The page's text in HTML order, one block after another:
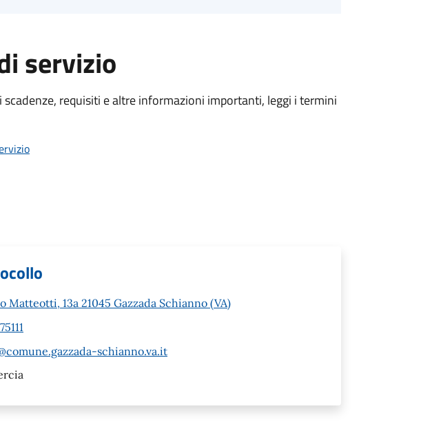
servizio
scadenze, requisiti e altre informazioni importanti, leggi i termini
Matteotti, 13a 21045 Gazzada Schianno (VA)
schianno.va.it